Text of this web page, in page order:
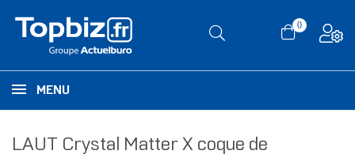
0
MENU
LAUT Crystal Matter X coque de